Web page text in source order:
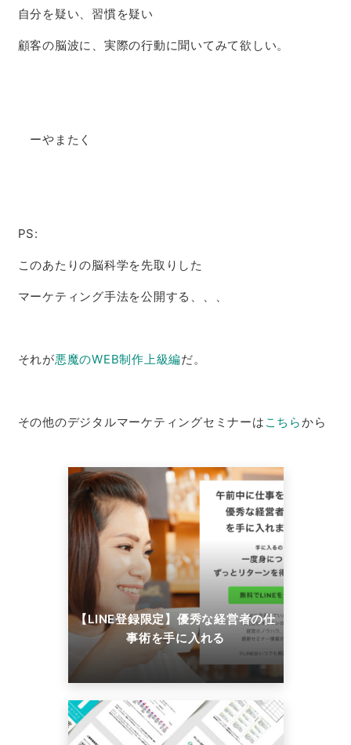
自分を疑い、習慣を疑い
顧客の脳波に、実際の行動に聞いてみて欲しい。
ーやまたく
PS:
このあたりの脳科学を先取りした
マーケティング手法を公開する、、、
それが悪魔のWEB制作上級編だ。
その他のデジタルマーケティングセミナーは こちらから
【LINE登録限定】優秀な経営者の仕
事術を手に入れる